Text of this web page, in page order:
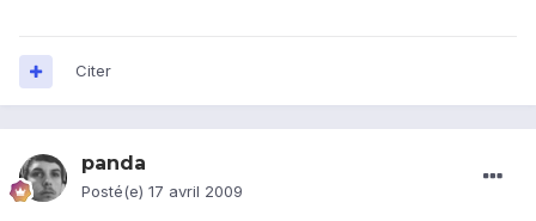
Citer
panda
Posté(e) 17 avril 2009